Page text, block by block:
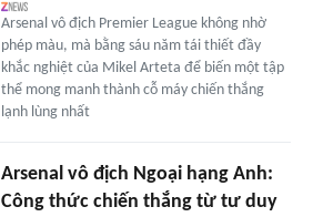
Arsenal vô địch Premier League không nhờ
phép màu, mà bằng sáu năm tái thiết đầy
khắc nghiệt của Mikel Arteta để biến một tập
thể mong manh thành cỗ máy chiến thắng
lạnh lùng nhất
Arsenal vô địch Ngoại hạng Anh:
Công thức chiến thắng từ tư duy